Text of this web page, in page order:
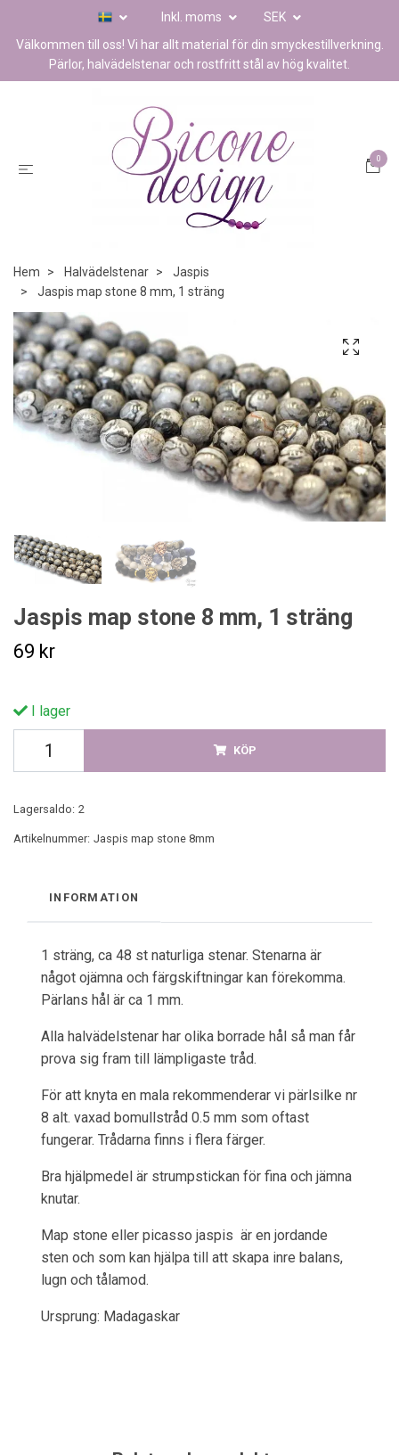
Inkl. moms
SEK
Välkommen till oss! Vi har allt material för din smyckestillverkning.
Pärlor, halvädelstenar och rostfritt stål av hög kvalitet.
0
Hem Halvädelstenar
Jaspis
Jaspis map stone 8 mm, 1 sträng
Jaspis map stone 8 mm, 1 sträng
69 kr
I lager
KÖP
Lagersaldo: 2
Artikelnummer: Jaspis map stone 8mm
INFORMATION
1 sträng, ca 48 st naturliga stenar. Stenarna är
något ojämna och färgskiftningar kan förekomma.
Pärlans hål är ca 1 mm.
Alla halvädelstenar har olika borrade hål så man får
prova sig fram till lämpligaste tråd.
För att knyta en mala rekommenderar vi pärlsilke nr
8 alt. vaxad bomullstråd 0.5 mm som oftast
fungerar. Trådarna finns i flera färger.
Bra hjälpmedel är strumpstickan för fina och jämna
knutar.
Map stone eller picasso jaspis är en jordande
sten och som kan hjälpa till att skapa inre balans,
lugn och tålamod.
Ursprung: Madagaskar